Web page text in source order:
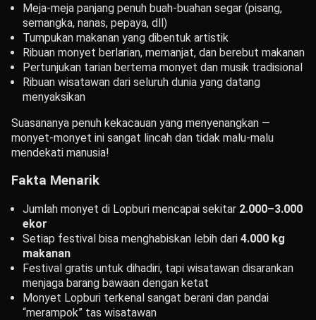
Meja-meja panjang penuh buah-buahan segar (pisang,
semangka, nanas, pepaya, dll)
Tumpukan makanan yang dibentuk artistik
Ribuan monyet berlarian, memanjat, dan berebut makanan
Pertunjukan tarian bertema monyet dan musik tradisional
Ribuan wisatawan dari seluruh dunia yang datang
menyaksikan
Suasananya penuh kekacauan yang menyenangkan —
monyet-monyet ini sangat lincah dan tidak malu-malu
mendekati manusia!
Fakta Menarik
Jumlah monyet di Lopburi mencapai sekitar 2.000–3.000
ekor
Setiap festival bisa menghabiskan lebih dari 4.000 kg
makanan
Festival gratis untuk dihadiri, tapi wisatawan disarankan
menjaga barang bawaan dengan ketat
Monyet Lopburi terkenal sangat berani dan pandai
“merampok” tas wisatawan